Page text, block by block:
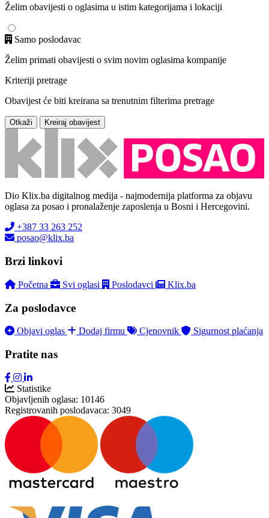
Želim obavijesti o oglasima u istim kategorijama i lokaciji
Samo poslodavac
Želim primati obavijesti o svim novim oglasima kompanije
Kriteriji pretrage
Obavijest će biti kreirana sa trenutnim filterima pretrage
Otkaži Kreiraj obavijest
Dio Klix.ba digitalnog medija - najmodernija platforma za objavu
oglasa za posao i pronalaženje zaposlenja u Bosni i Hercegovini.
+387 33 263 252
posao@klix.ba
Brzi linkovi
Početna Svi oglasi Poslodavci Klix.ba
Za poslodavce
Objavi oglas Dodaj firmu Cjenovnik Sigurnost plaćanja
Pratite nas
Statistike
Objavljenih oglasa: 10146
Registrovanih poslodavaca: 3049